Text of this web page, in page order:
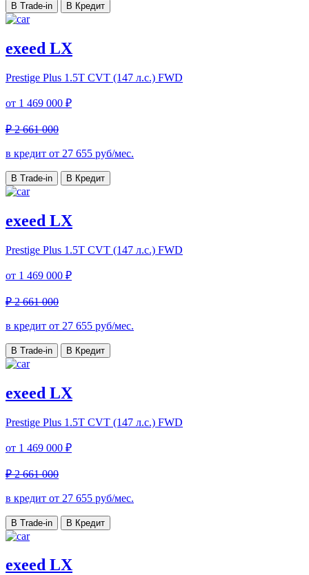
В Trade-in В Кредит
exeed LX
Prestige Plus 1.5T CVT (147 л.с.) FWD
от 1 469 000 ₽
₽ 2 661 000
в кредит от 27 655 руб/мес.
В Trade-in В Кредит
exeed LX
Prestige Plus 1.5T CVT (147 л.с.) FWD
от 1 469 000 ₽
₽ 2 661 000
в кредит от 27 655 руб/мес.
В Trade-in В Кредит
exeed LX
Prestige Plus 1.5T CVT (147 л.с.) FWD
от 1 469 000 ₽
₽ 2 661 000
в кредит от 27 655 руб/мес.
В Trade-in В Кредит
exeed LX